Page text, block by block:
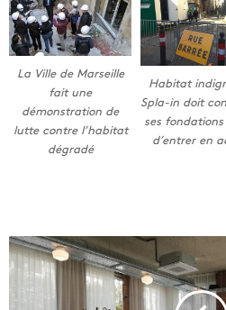
La Ville de Marseille
fait une
démonstration de
lutte contre l’habitat
dégradé
Habitat
Spla-in doit
ses
d’entrer en
A
u